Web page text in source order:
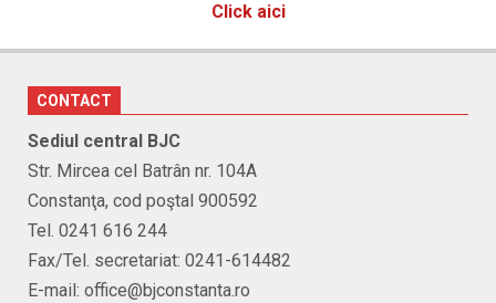
Click aici
CONTACT
Sediul central BJC
Str. Mircea cel Batrân nr. 104A
Constanţa, cod poştal 900592
Tel. 0241 616 244
Fax/Tel. secretariat: 0241-614482
E-mail: office@bjconstanta.ro